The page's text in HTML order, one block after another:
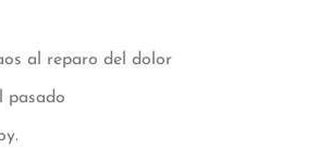
al reparo del dolor
pasado